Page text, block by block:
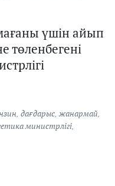
үшін айып
төленбегені
, дағдарыс,жанармай,
министрлігі,